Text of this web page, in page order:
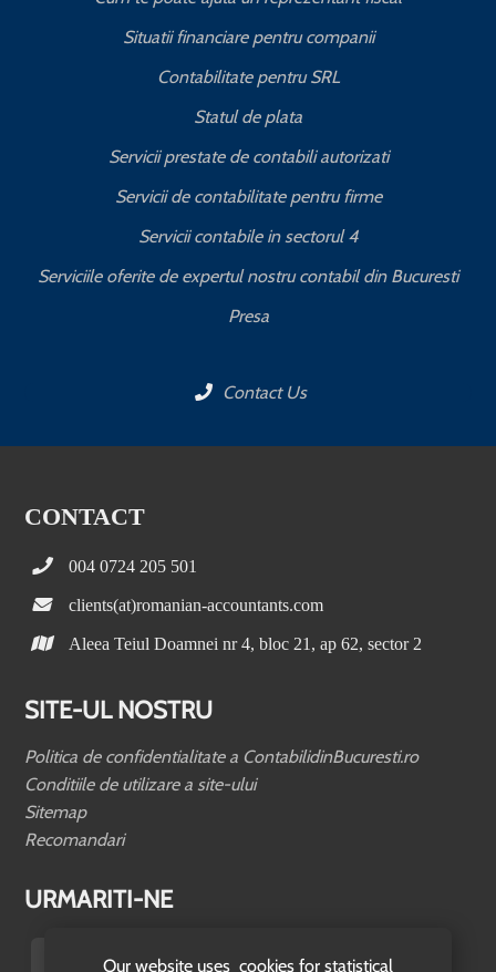
Our website uses cookies for statistical
Situatii financiare pentru companii
Contabilitate pentru SRL
Statul de plata
Servicii prestate de contabili autorizati
Servicii de contabilitate pentru firme
Servicii contabile in sectorul 4
Serviciile oferite de expertul nostru contabil din Bucuresti
Presa
Contact Us
CONTACT
004 0724 205 501
clients(at)romanian-accountants.com
Aleea Teiul Doamnei nr 4, bloc 21, ap 62, sector 2
SITE-UL NOSTRU
Politica de confidentialitate a ContabilidinBucuresti.ro
Conditiile de utilizare a site-ului
Sitemap
Recomandari
URMARITI-NE